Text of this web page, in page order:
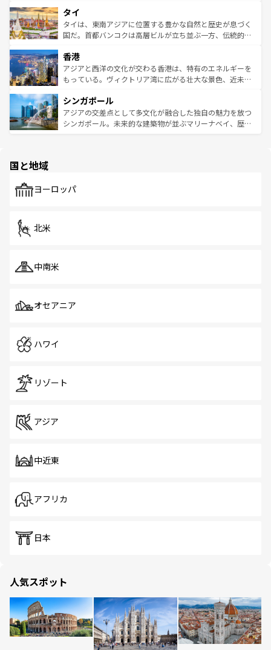
リティに包まれながら、韓国の多彩な魅力を心ゆくまで味
わってみてほしい。 なお、新着の韓国情報はコンテンツ一
覧を参照してほしい。
急速な発展と共に伝統が息づく。ハノイの古い町並みやホ
ーチミン市のフランス統治時代の建物も、独特の雰囲気を
醸し出している。また、バラエティの豊かさとおいしさで
とつ。フォーやバインミー、ベトナムコーヒーなどは、ぜ
ひ現地で味わいたい。どの地域を訪れてもあたたかい人々
が旅行者を迎えてくれるので、きっと忘れられない旅にな
参照してほしい。
タイ
タイは、東南アジアに位置する豊かな自然と歴史が息づく
国だ。首都バンコクは高層ビルが立ち並ぶ一方、伝統的な
の活気が交差している。北部ではチェンマイなどの山岳地
帯で自然と触れ合い、南部ではプーケットやクラビの美し
いビーチでリゾート気分を楽しむことができる。タイ料理
激する。気候は一年中温暖で、どの季節にも異なる楽しみ
が待っている。親しみやすいタイの人々、仏教を中心とし
た文化、そして多様な観光資源が、訪れる旅人を魅了し続
香港
アジアと西洋の文化が交わる香港は、特有のエネルギーを
もっている。ヴィクトリア湾に広がる壮大な景色、近未来
み、どこを訪れても感動するはず。観光スポットが密集し
ており、効率よく見どころを回れるのも魅力。息をのむよ
うな絶景から文化的な体験まで、香港を存分に楽しみ尽く
シンガポール
アジアの交差点として多文化が融合した独自の魅力を放つ
シンガポール。未来的な建築物が並ぶマリーナベイ、歴史
で、ホーカーズは地元の風情を楽しめる外せないスポット
国と地域
ヨーロッパ
北米
中南米
オセアニア
ハワイ
リゾート
アジア
中近東
アフリカ
日本
人気スポット